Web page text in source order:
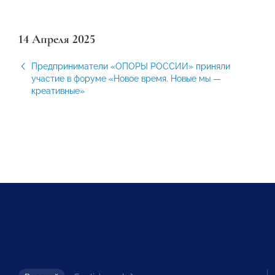
14 Апреля 2025
Предприниматели «ОПОРЫ РОССИИ» приняли
участие в форуме «Новое время. Новые мы —
креативные»